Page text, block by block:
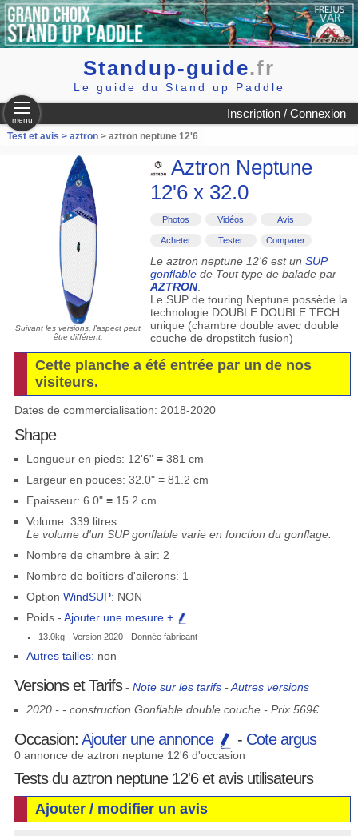
Standup-guide.fr
Le guide du Stand up Paddle
Inscription / Connexion
menu
Test et avis > aztron> aztron neptune 12'6
Suivant les versions, l'aspect peut
être différent.
Aztron Neptune
12'6 x 32.0
Photos Vidéos Avis
Acheter Tester Comparer
Le aztron neptune 12'6 est un SUP
gonflablede Tout type de balade par
AZTRON.
Le SUP de touring Neptune possède la
technologie DOUBLE DOUBLE TECH
unique (chambre double avec double
couche de dropstitch fusion)
Cette planche a été entrée par un de nos
visiteurs.
Dates de commercialisation: 2018-2020
Shape
Longueur en pieds: 12'6" ≡ 381 cm
Largeur en pouces: 32.0" ≡ 81.2 cm
Epaisseur: 6.0" ≡ 15.2 cm
Volume: 339 litres
Le volume d'un SUP gonflable varie en fonction du gonflage.
Nombre de chambre à air: 2
Nombre de boîtiers d'ailerons: 1
Option WindSUP: NON
Poids - Ajouter une mesure +
13.0kg - Version 2020 - Donnée fabricant
Autres tailles: non
Versions et Tarifs- Note sur les tarifs-Autres versions
2020 - - construction Gonflable double couche - Prix 569€
Occasion: Ajouter une annonce - Cote argus
0 annonce de aztron neptune 12'6 d'occasion
Tests du aztron neptune 12'6 et avis utilisateurs
Ajouter / modifier un avis